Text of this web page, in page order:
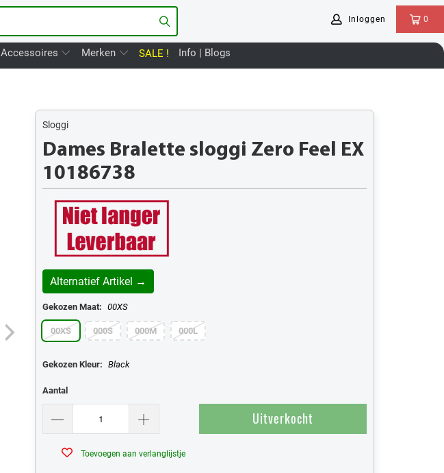
0
Inloggen
Accessoires Merken SALE ! Info | Blogs
Sloggi
Dames Bralette sloggi Zero Feel EX
10186738
Alternatief Artikel →
Gekozen Maat: 00XS
00XS 000S 000M 000L
Gekozen Kleur: Black
Aantal
Uitverkocht
Toevoegen aan verlanglijstje